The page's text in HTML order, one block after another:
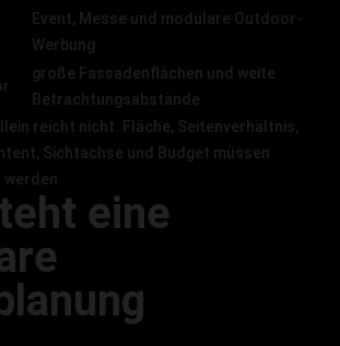
Event, Messe und modulare Outdoor-
Werbung
große Fassadenflächen und weite
Betrachtungsabstände
reicht nicht. Fläche, Seitenverhältnis,
Sichtachse und Budget müssen
eine